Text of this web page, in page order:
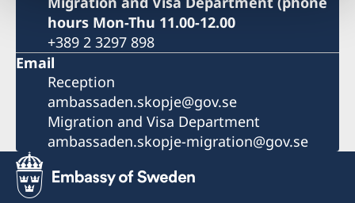
hours Mon-Thu 11.00-12.00
+389 2 3297 898
Email
Reception
ambassaden.skopje@gov.se
Migration and Visa Department
ambassaden.skopje-migration@gov.se